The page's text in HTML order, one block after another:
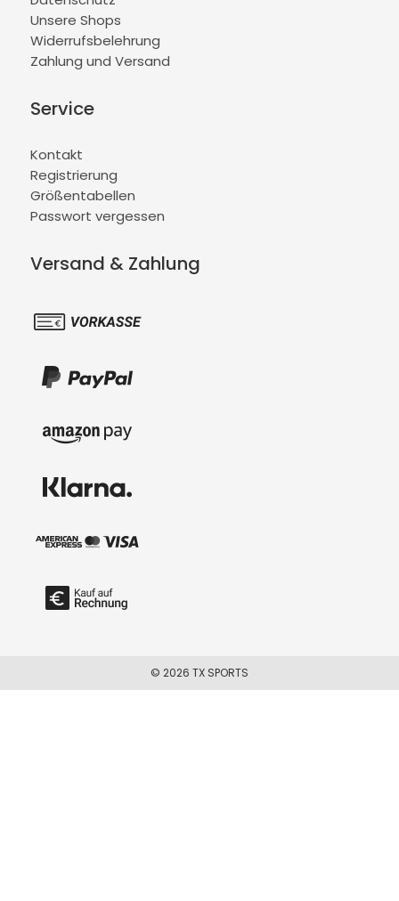
Unsere Shops
Widerrufsbelehrung
Zahlung und Versand
Service
Kontakt
Registrierung
Größentabellen
Passwort vergessen
Versand & Zahlung
© 2026 TX SPORTS